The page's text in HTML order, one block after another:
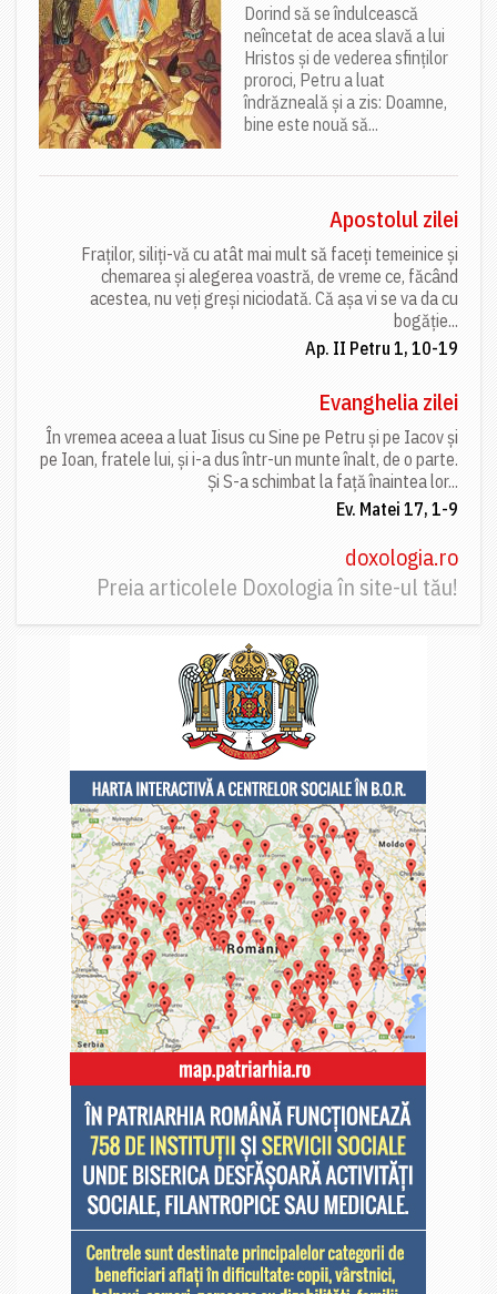
Dorind să se îndulcească
neîncetat de acea slavă a lui
Hristos și de vederea sfinților
proroci, Petru a luat
îndrăzneală și a zis: Doamne,
bine este nouă să...
Apostolul zilei
Fraților, siliți-vă cu atât mai mult să faceți temeinice și
chemarea și alegerea voastră, de vreme ce, făcând
acestea, nu veți greși niciodată. Că așa vi se va da cu
bogăție...
Ap. II Petru 1, 10-19
Evanghelia zilei
În vremea aceea a luat Iisus cu Sine pe Petru și pe Iacov și
pe Ioan, fratele lui, și i-a dus într-un munte înalt, de o parte.
Și S-a schimbat la față înaintea lor...
Ev. Matei 17, 1-9
doxologia.ro
Preia articolele Doxologia în site-ul tău!